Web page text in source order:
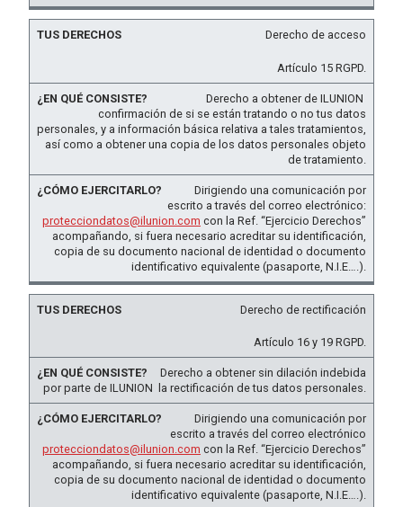
Derecho de acceso
Artículo 15 RGPD.
Derecho a obtener de ILUNION
confirmación de si se están tratando o no tus datos
personales, y a información básica relativa a tales tratamientos,
así como a obtener una copia de los datos personales objeto
de tratamiento.
Dirigiendo una comunicación por
escrito a través del correo electrónico:
protecciondatos@ilunion.com con la Ref. “Ejercicio Derechos”
acompañando, si fuera necesario acreditar su identificación,
copia de su documento nacional de identidad o documento
identificativo equivalente (pasaporte, N.I.E….).
Derecho de rectificación
Artículo 16 y 19 RGPD.
Derecho a obtener sin dilación indebida
por parte de ILUNION la rectificación de tus datos personales.
Dirigiendo una comunicación por
escrito a través del correo electrónico
protecciondatos@ilunion.com con la Ref. “Ejercicio Derechos”
acompañando, si fuera necesario acreditar su identificación,
copia de su documento nacional de identidad o documento
identificativo equivalente (pasaporte, N.I.E….).